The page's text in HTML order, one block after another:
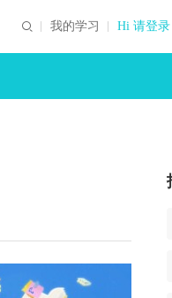
我的学习 Hi 请登录